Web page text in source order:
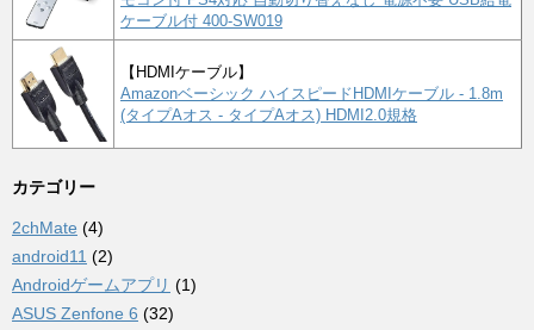
ケーブル付 400-SW019
【HDMIケーブル】
Amazonベーシック ハイスピードHDMIケーブル - 1.8m
(タイプAオス - タイプAオス) HDMI2.0規格
カテゴリー
2chMate (4)
android11 (2)
Androidゲームアプリ (1)
ASUS Zenfone 6 (32)